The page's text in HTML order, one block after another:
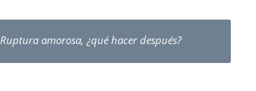
Ruptura amorosa, ¿qué hacer después?